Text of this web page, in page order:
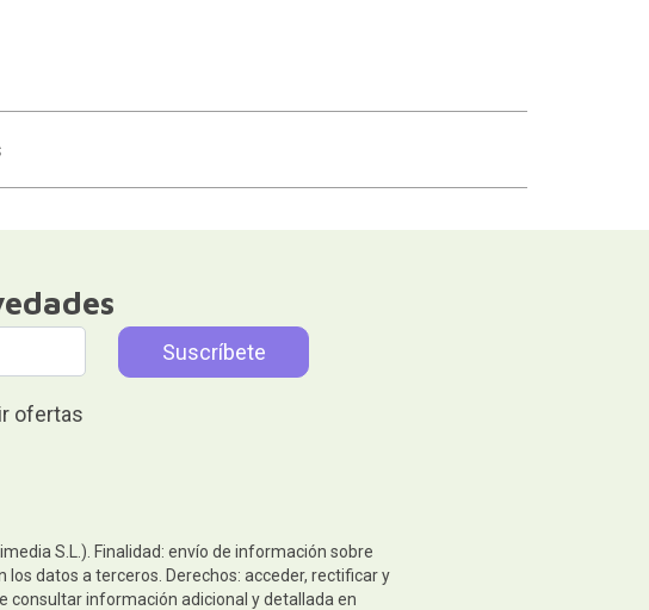
ofertas
S.L.). Finalidad: envío de información sobre
datos a terceros. Derechos: acceder, rectificar y
consultar información adicional y detallada en